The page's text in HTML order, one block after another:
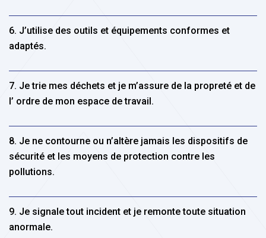
6. J’utilise des outils et équipements conformes et
adaptés.
7. Je trie mes déchets et je m’assure de la propreté et de
l’ ordre de mon espace de travail.
8. Je ne contourne ou n’altère jamais les dispositifs de
sécurité et les moyens de protection contre les
pollutions.
9. Je signale tout incident et je remonte toute situation
anormale.